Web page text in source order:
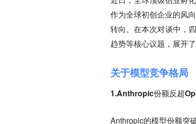
作为全球初创企业的风
转向。在本次对谈中，
趋势等核心议题，展开了
关于模型竞争格局
1.Anthropic份额反超
Anthropic的模型份额突